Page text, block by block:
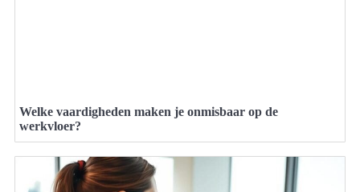
Welke vaardigheden maken je onmisbaar op de
werkvloer?